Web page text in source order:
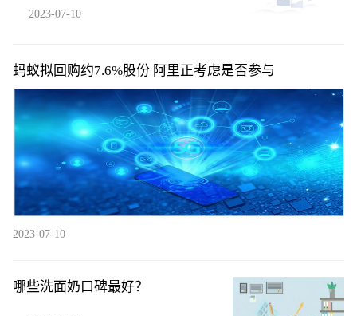
2023-07-10
蚂蚁拟回购约7.6%股份 阿里正考虑是否参与
2023-07-10
哪些洗面奶口碑最好？